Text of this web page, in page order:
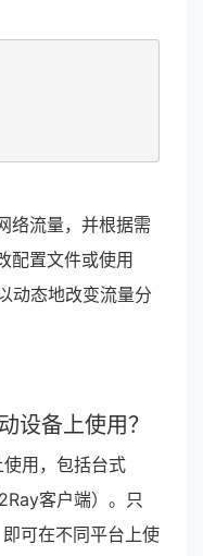
络流量，并根据需
配置文件或使用
动态地改变流量分
设备上使用？
用，包括台式
客户端）。只
可在不同平台上使